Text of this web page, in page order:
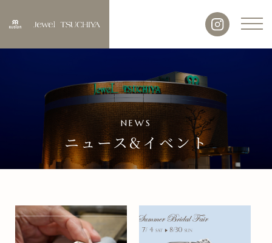
NEWS
ニュース&イベント